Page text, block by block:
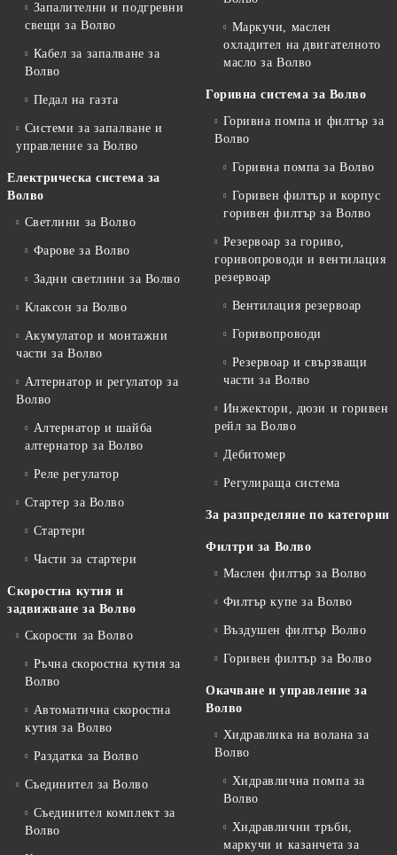
Запалителни и подгревни
свещи за Волво
Кабел за запалване за
Волво
Педал на газта
Системи за запалване и
управление за Волво
Електрическа система за
Волво
Светлини за Волво
Фарове за Волво
Задни светлини за Волво
Клаксон за Волво
Акумулатор и монтажни
части за Волво
Алтернатор и регулатор за
Волво
Алтернатор и шайба
алтернатор за Волво
Реле регулатор
Стартер за Волво
Стартери
Части за стартери
Скоростна кутия и
задвижване за Волво
Скорости за Волво
Ръчна скоростна кутия за
Волво
Автоматична скоростна
кутия за Волво
Раздатка за Волво
Съединител за Волво
Съединител комплект за
Волво
Маркучи, маслен
охладител на двигателното
масло за Волво
Горивна система за Волво
Горивна помпа и филтър за
Волво
Горивна помпа за Волво
Горивен филтър и корпус
горивен филтър за Волво
Резервоар за гориво,
горивопроводи и вентилация
резервоар
Вентилация резервоар
Горивопроводи
Резервоар и свързващи
части за Волво
Инжектори, дюзи и горивен
рейл за Волво
Дебитомер
Регулираща система
За разпределяне по категории
Филтри за Волво
Маслен филтър за Волво
Филтър купе за Волво
Въздушен филтър Волво
Горивен филтър за Волво
Окачване и управление за
Волво
Хидравлика на волана за
Волво
Хидравлична помпа за
Волво
Хидравлични тръби,
маркучи и казанчета за